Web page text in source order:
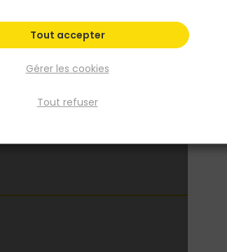
Gérer les cookies
Tout refuser
Tout accepter